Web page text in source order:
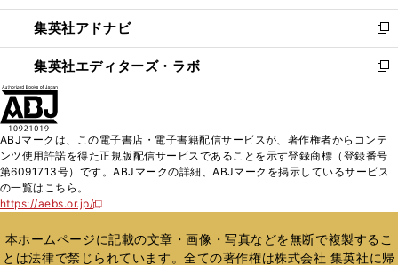
開
く
ウ
で
開
く
ン
ド
ウ
で
ウ
ィ
ン
ド
く
集英社アドナビ
新
し
い
ド
ウ
で
集英社エディターズ・ラボ
新
ィ
ン
ド
開
く
ABJマークは、この電子書店・電子書籍配信サービスが、著作権者からコンテ
ンツ使用許諾を得た正規版配信サービスであることを示す登録商標（登録番号
第6091713号）です。ABJマークの詳細、ABJマークを掲示しているサービス
の一覧はこちら。
https://aebs.or.jp/
新
い
ウ
本ホームページに記載の文章・画像・写真などを無断で複製するこ
とは法律で禁じられています。全ての著作権は株式会社 集英社に帰